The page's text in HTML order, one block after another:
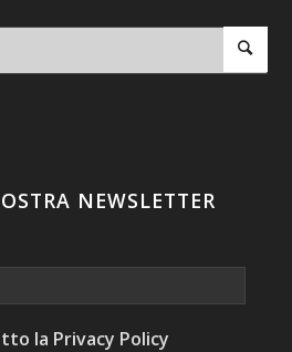
NEWSLETTER
la Privacy Policy